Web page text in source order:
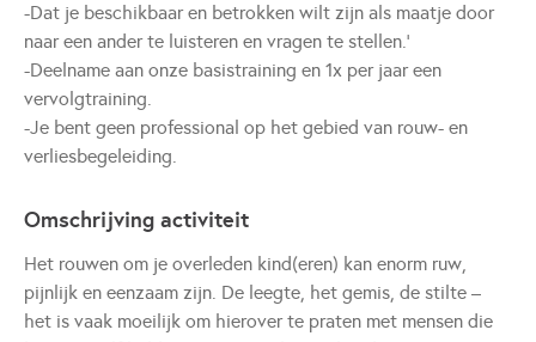
-Dat je beschikbaar en betrokken wilt zijn als maatje door
naar een ander te luisteren en vragen te stellen.'
-Deelname aan onze basistraining en 1x per jaar een
vervolgtraining.
-Je bent geen professional op het gebied van rouw- en
verliesbegeleiding.
Omschrijving activiteit
Het rouwen om je overleden kind(eren) kan enorm ruw,
pijnlijk en eenzaam zijn. De leegte, het gemis, de stilte –
het is vaak moeilijk om hierover te praten met mensen die